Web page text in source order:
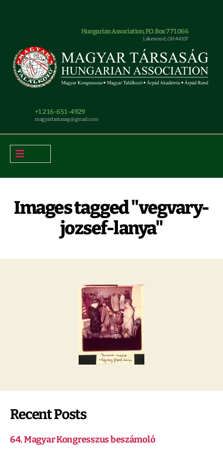
Hungarian Association, P.O. Box 771066
Lakewood, OH 44107
+1 216-651-4929
magyar.tarsasag@gmail.com
Images tagged "vegvary-
jozsef-lanya"
Recent Posts
64. Magyar Kongresszus beszámoló